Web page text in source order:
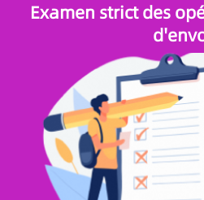
Examen strict des